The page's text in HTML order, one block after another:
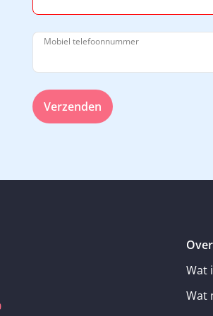
Mobiel telefoonnummer
Verzenden
Wat
Wat